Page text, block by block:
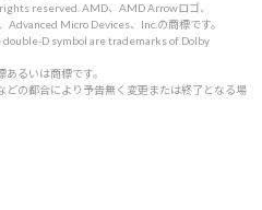
reserved. AMD、AMD Arrowロゴ、
Micro Devices、Inc.の商標です。
double-D symbol are trademarks of Dolby
るいは商標です。
どの都合により予告無く変更または終了となる場